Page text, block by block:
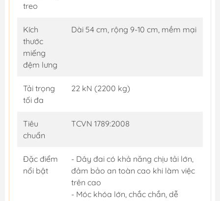
treo
Kích
thước
miếng
đệm lưng
Dài 54 cm, rộng 9-10 cm, mềm mại
Tải trọng
tối đa
22 kN (2200 kg)
Tiêu
chuẩn
TCVN 1789:2008
Đặc điểm
nổi bật
- Dây đai có khả năng chịu tải lớn,
đảm bảo an toàn cao khi làm việc
trên cao
- Móc khóa lớn, chắc chắn, dễ